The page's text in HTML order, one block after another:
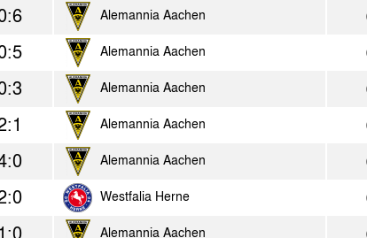
Alemannia Aachen
Alemannia Aachen
Alemannia Aachen
Alemannia Aachen
Alemannia Aachen
Westfalia Herne
1:0 Alemannia Aachen